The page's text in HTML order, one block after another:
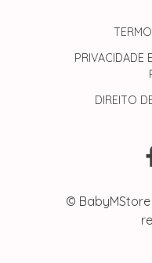
PRIVACIDADE
DIREITO
©